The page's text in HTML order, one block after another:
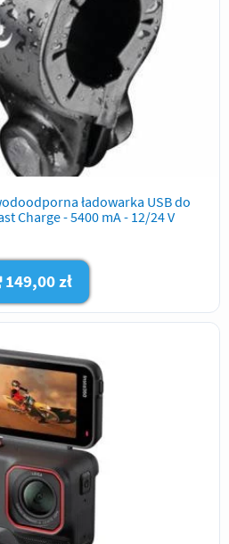
ładowarka USB do
Charge - 5400 mA - 12/24 V
149,00 zł